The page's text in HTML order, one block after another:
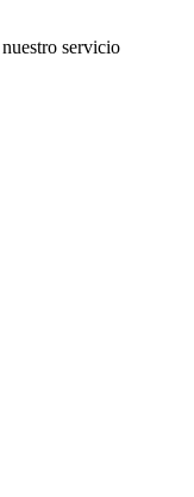
servicio